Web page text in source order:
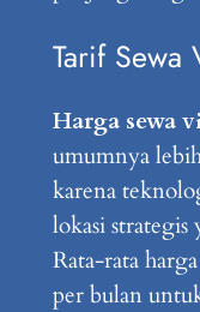
Tarif
Harga sewa
umumnya
karena
lokasi strategis
Rata-rata
per bulan